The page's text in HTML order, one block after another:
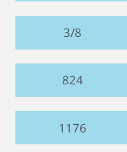
3/8
824
1176